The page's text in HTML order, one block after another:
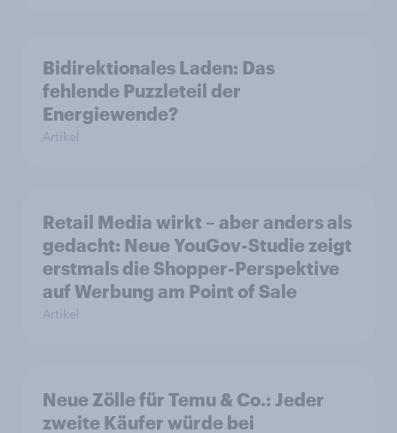
Bidirektionales Laden: Das
fehlende Puzzleteil der
Energiewende?
Artikel
Retail Media wirkt – aber anders als
gedacht: Neue YouGov-Studie zeigt
erstmals die Shopper-Perspektive
auf Werbung am Point of Sale
Artikel
Neue Zölle für Temu & Co.: Jeder
zweite Käufer würde bei